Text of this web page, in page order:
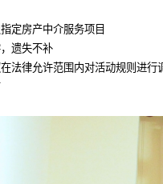
定房产中介服务项目
遗失不补
法律允许范围内对活动规则进行